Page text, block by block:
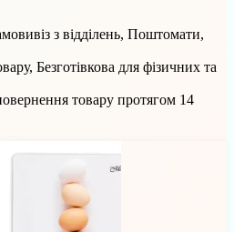
з відділень, Поштомати,
Безготівкова для фізичних та
товару протягом 14